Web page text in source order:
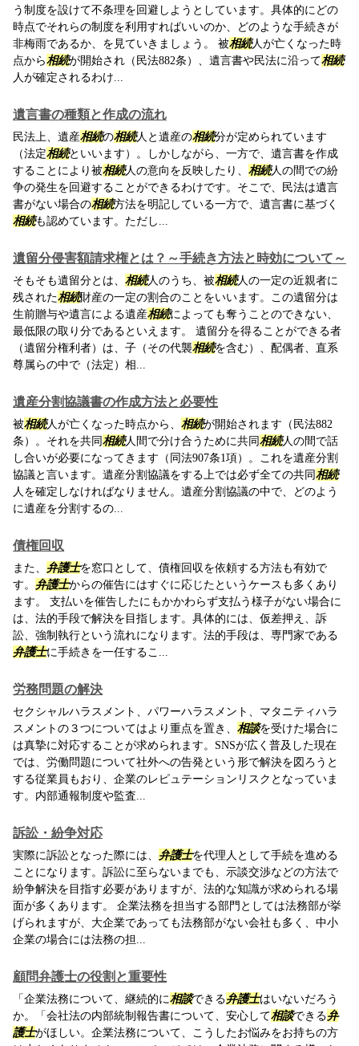
う制度を設けて不条理を回避しようとしています。具体的にどの
時点でそれらの制度を利用すればいいのか、どのような手続きが
非梅雨であるか、を見ていきましょう。 被相続人が亡くなった時
点から相続が開始され（民法882条）、遺言書や民法に沿って相続
人が確定されるわけ...
遺言書の種類と作成の流れ
民法上、遺産相続の相続人と遺産の相続分が定められています
（法定相続といいます）。しかしながら、一方で、遺言書を作成
することにより被相続人の意向を反映したり、 相続人の間での紛
争の発生を回避することができるわけです。そこで、民法は遺言
書がない場合の相続方法を明記している一方で、遺言書に基づく
相続も認めています。ただし...
遺留分侵害額請求権とは？～手続き方法と時効について～
そもそも遺留分とは、 相続人のうち、被相続人の一定の近親者に
残された相続財産の一定の割合のことをいいます。この遺留分は
生前贈与や遺言による遺産相続によっても奪うことのできない、
最低限の取り分であるといえます。 遺留分を得ることができる者
（遺留分権利者）は、子（その代襲相続を含む）、配偶者、直系
尊属らの中で（法定）相...
遺産分割協議書の作成方法と必要性
被相続人が亡くなった時点から、 相続が開始されます（民法882
条）。それを共同相続人間で分け合うために共同相続人の間で話
し合いが必要になってきます（同法907条1項）。これを遺産分割
協議と言います。遺産分割協議をする上では必ず全ての共同相続
人を確定しなければなりません。遺産分割協議の中で、どのよう
に遺産を分割するの...
債権回収
また、 弁護士を窓口として、債権回収を依頼する方法も有効で
す。 弁護士からの催告にはすぐに応じたというケースも多くあり
ます。 支払いを催告したにもかかわらず支払う様子がない場合に
は、法的手段で解決を目指します。具体的には、仮差押え、訴
訟、強制執行という流れになります。法的手段は、専門家である
弁護士に手続きを一任するこ...
労務問題の解決
セクシャルハラスメント、パワーハラスメント、マタニティハラ
スメントの３つについてはより重点を置き、 相談を受けた場合に
は真摯に対応することが求められます。SNSが広く普及した現在
では、労働問題について社外への告発という形で解決を図ろうと
する従業員もおり、企業のレピュテーションリスクとなっていま
す。内部通報制度や監査...
訴訟・紛争対応
実際に訴訟となった際には、 弁護士を代理人として手続を進める
ことになります。訴訟に至らないまでも、示談交渉などの方法で
紛争解決を目指す必要がありますが、法的な知識が求められる場
面が多くあります。 企業法務を担当する部門としては法務部が挙
げられますが、大企業であっても法務部がない会社も多く、中小
企業の場合には法務の担...
顧問弁護士の役割と重要性
「企業法務について、継続的に相談できる弁護士はいないだろう
か。「会社法の内部統制報告書について、安心して相談できる弁
護士がほしい。企業法務について、こうしたお悩みをお持ちの方